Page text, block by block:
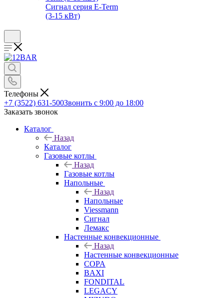
Сигнал серия E-Term
(3-15 кВт)
Телефоны
+7 (3522) 631-500Звонить с 9:00 до 18:00
Заказать звонок
Каталог
Назад
Каталог
Газовые котлы
Назад
Газовые котлы
Напольные
Назад
Напольные
Viessmann
Сигнал
Лемакс
Настенные конвекционные
Назад
Настенные конвекционные
COPA
BAXI
FONDITAL
LEGACY